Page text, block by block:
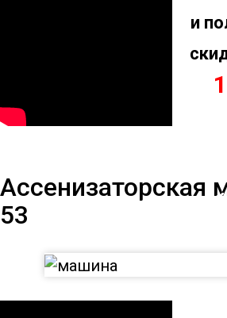
и
Ассенизаторская
53
машина на